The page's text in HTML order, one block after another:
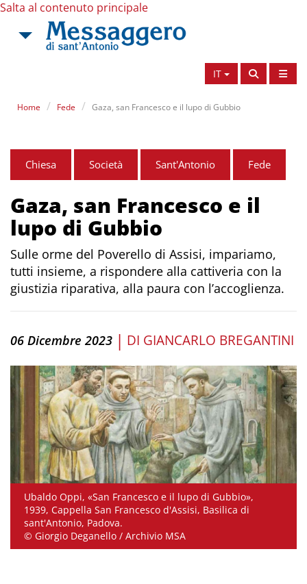
Salta al contenuto principale
IT
Home Fede Gaza, san Francesco e il lupo di Gubbio
Chiesa Società Sant'Antonio Fede
Gaza, san Francesco e il
lupo di Gubbio
Sulle orme del Poverello di Assisi, impariamo,
tutti insieme, a rispondere alla cattiveria con la
giustizia riparativa, alla paura con l’accoglienza.
06 Dicembre 2023 | DI GIANCARLO BREGANTINI
Ubaldo Oppi, «San Francesco e il lupo di Gubbio»,
1939, Cappella San Francesco d'Assisi, Basilica di
sant'Antonio, Padova.
© Giorgio Deganello / Archivio MSA